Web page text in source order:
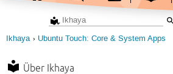
Ikhaya Ubuntu Touch: Core & System Apps
Über Ikhaya